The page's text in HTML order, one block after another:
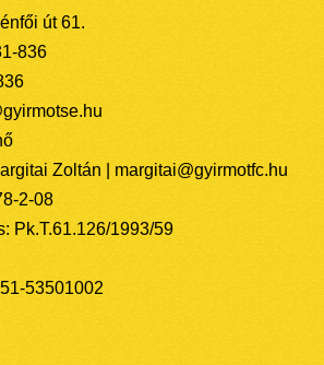
út 61.
836
Zoltán | margitai@gyirmotfc.hu
2-08
Pk.T.61.126/1993/59
53501002